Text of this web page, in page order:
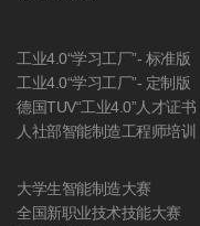
工业4.0“学习工厂”- 标准版
工业4.0“学习工厂”- 定制版
德国TUV“工业4.0”人才证书
人社部智能制造工程师培训
大学生智能制造大赛
全国新职业技术技能大赛